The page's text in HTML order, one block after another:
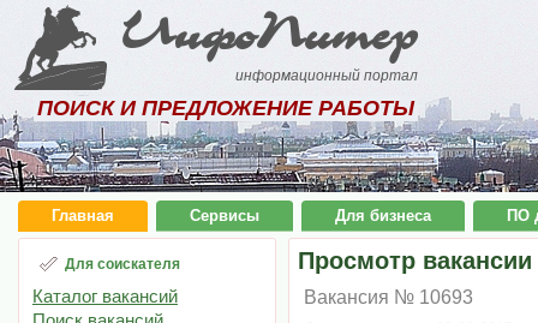
ИнфоПитер
информационный портал
ПОИСК И ПРЕДЛОЖЕНИЕ РАБОТЫ
Главная Сервисы Для бизнеса ПО
Для соискателя
Каталог вакансий
Просмотр вакансии
Вакансия № 10693